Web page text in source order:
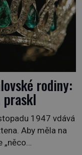
rodiny:
1947 vdává
Aby měla na
„něco